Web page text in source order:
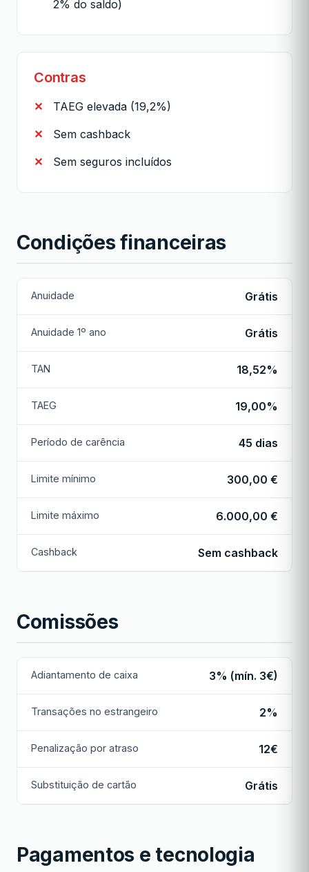
2% do saldo)
Contras
TAEG elevada (19,2%)
Sem cashback
Sem seguros incluídos
Condições financeiras
Anuidade Grátis
Anuidade 1º ano Grátis
TAN 18,52%
TAEG 19,00%
Período de carência 45 dias
Limite mínimo 300,00 €
Limite máximo 6.000,00 €
Cashback Sem cashback
Comissões
Adiantamento de caixa 3% (mín. 3€)
Transações no estrangeiro 2%
Penalização por atraso 12€
Substituição de cartão Grátis
Pagamentos e tecnologia